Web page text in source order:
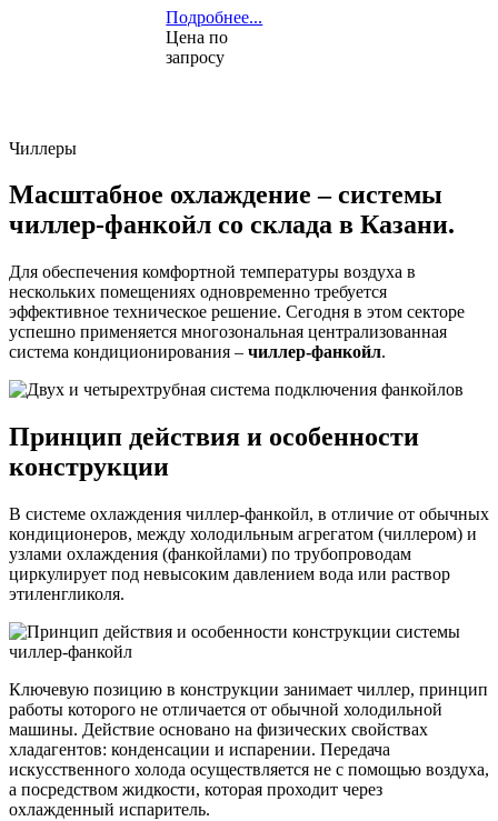
Подробнее...
Цена по
запросу
Чиллеры
Масштабное охлаждение – системы
чиллер-фанкойл со склада в Казани.
Для обеспечения комфортной температуры воздуха в
нескольких помещениях одновременно требуется
эффективное техническое решение. Сегодня в этом секторе
успешно применяется многозональная централизованная
система кондиционирования – чиллер-фанкойл.
Принцип действия и особенности
конструкции
В системе охлаждения чиллер-фанкойл, в отличие от обычных
кондиционеров, между холодильным агрегатом (чиллером) и
узлами охлаждения (фанкойлами) по трубопроводам
циркулирует под невысоким давлением вода или раствор
этиленгликоля.
Ключевую позицию в конструкции занимает чиллер, принцип
работы которого не отличается от обычной холодильной
машины. Действие основано на физических свойствах
хладагентов: конденсации и испарении. Передача
искусственного холода осуществляется не с помощью воздуха,
а посредством жидкости, которая проходит через
охлажденный испаритель.